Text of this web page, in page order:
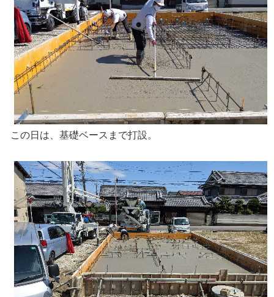
この日は、基礎ベースまで打設。